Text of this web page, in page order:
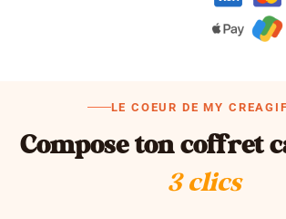
LE COEUR DE MY
Compose ton coffret
3 clics